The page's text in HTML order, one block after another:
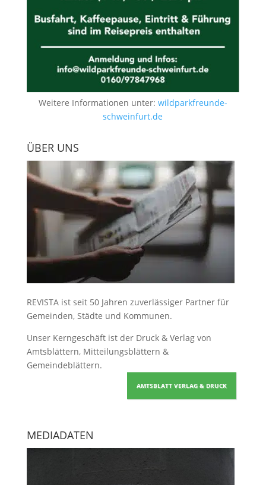
Weitere Informationen unter: wildparkfreunde-
schweinfurt.de
ÜBER UNS
REVISTA ist seit 50 Jahren zuverlässiger Partner für
Gemeinden, Städte und Kommunen.
Unser Kerngeschäft ist der Druck & Verlag von
Amtsblättern, Mitteilungsblättern &
Gemeindeblättern.
AMTSBLATT VERLAG & DRUCK
MEDIADATEN